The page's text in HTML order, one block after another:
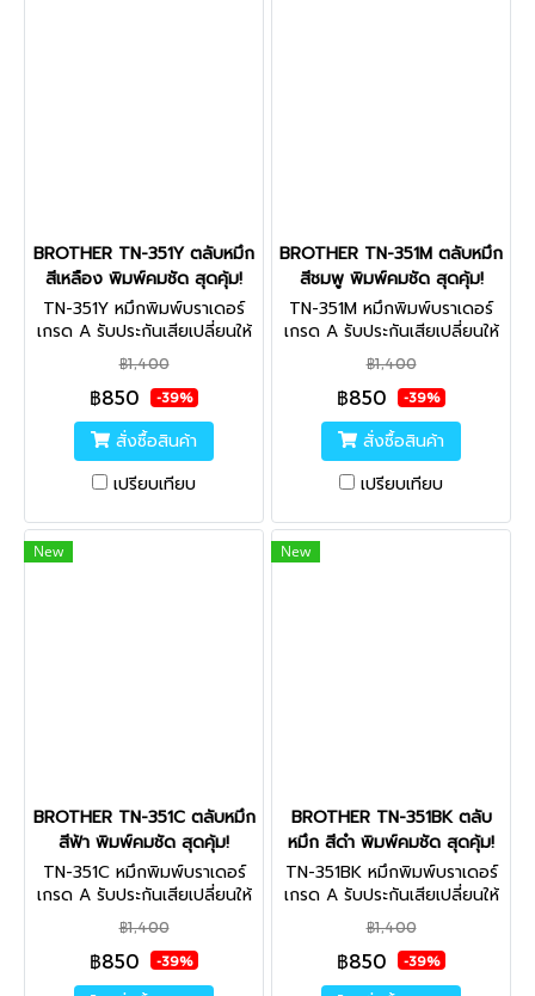
BROTHER TN-351Y ตลับหมึก
สีเหลือง พิมพ์คมชัด สุดคุ้ม!
TN-351Y หมึกพิมพ์บราเดอร์
เกรด A รับประกันเสียเปลี่ยนให้
ใหม่ ไม่พอใจยินดีคืนเงิน
คุณภาพสูง นำเข้าจากญี่ปุ่น ไม่
ส่งผลเสียต่อเครื่องพิมพ์ ใช้ได้
จริง
฿1,400
฿850 -39%
สั่งซื้อสินค้า
เปรียบเทียบ
BROTHER TN-351M ตลับหมึก
สีชมพู พิมพ์คมชัด สุดคุ้ม!
TN-351M หมึกพิมพ์บราเดอร์
เกรด A รับประกันเสียเปลี่ยนให้
ใหม่ ไม่พอใจยินดีคืนเงิน
คุณภาพสูง นำเข้าจากญี่ปุ่น ไม่
ส่งผลเสียต่อเครื่องพิมพ์ ใช้ได้
จริง
฿1,400
฿850 -39%
สั่งซื้อสินค้า
เปรียบเทียบ
New
BROTHER TN-351C ตลับหมึก
สีฟ้า พิมพ์คมชัด สุดคุ้ม!
TN-351C หมึกพิมพ์บราเดอร์
เกรด A รับประกันเสียเปลี่ยนให้
ใหม่ ไม่พอใจยินดีคืนเงิน
คุณภาพสูง นำเข้าจากญี่ปุ่น ไม่
ส่งผลเสียต่อเครื่องพิมพ์ ใช้ได้
จริง
฿1,400
฿850 -39%
New
BROTHER TN-351BK ตลับ
หมึก สีดำ พิมพ์คมชัด สุดคุ้ม!
TN-351BK หมึกพิมพ์บราเดอร์
เกรด A รับประกันเสียเปลี่ยนให้
ใหม่ ไม่พอใจยินดีคืนเงิน
คุณภาพสูง นำเข้าจากญี่ปุ่น ไม่
ส่งผลเสียต่อเครื่องพิมพ์ ใช้ได้
จริง
฿1,400
฿850 -39%